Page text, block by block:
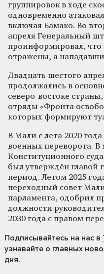
группировок в ходе
одновременно
включая Бамако. Во
апреля Генеральный
проинформировал, что
отражены, а
Двадцать шестого
продолжались в
северо-востоке
отряды «Фронта
которых формируют
В Мали с лета 2020
военных переворота. В
Конституционного
был утверждён главой
период. Летом 2025
переходный совет
парламента, одобрил
должности
2030 года с правом
Подписывайтесь на нас в
узнавайте о главных
дня.